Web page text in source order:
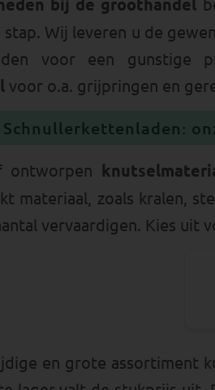
stap. Wij leveren u de
voor een gunstige
voor o.a. grijpringen en
ontworpen
materiaal, zoals kralen,
vervaardigen. Kies uit
en grote assortiment